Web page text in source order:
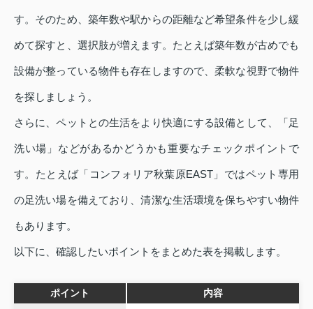
す。そのため、築年数や駅からの距離など希望条件を少し緩
めて探すと、選択肢が増えます。たとえば築年数が古めでも
設備が整っている物件も存在しますので、柔軟な視野で物件
を探しましょう。
さらに、ペットとの生活をより快適にする設備として、「足
洗い場」などがあるかどうかも重要なチェックポイントで
す。たとえば「コンフォリア秋葉原EAST」ではペット専用
の足洗い場を備えており、清潔な生活環境を保ちやすい物件
もあります。
以下に、確認したいポイントをまとめた表を掲載します。
ポイント 内容